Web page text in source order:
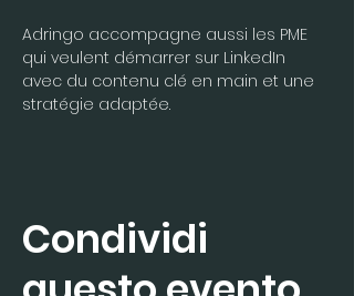
Adringo accompagne aussi les PME
qui veulent démarrer sur LinkedIn
avec du contenu clé en main et une
stratégie adaptée.
Condividi